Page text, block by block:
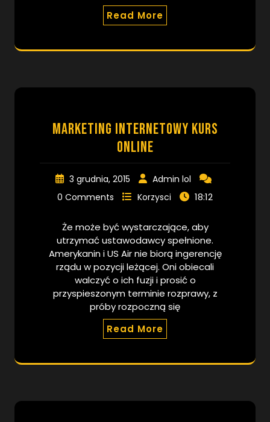
Read More
Marketing internetowy kurs
online
3 grudnia, 2015
Admin lol
0 Comments
Korzysci 18:12
Że może być wystarczające, aby
utrzymać ustawodawcy spełnione.
Amerykanin i US Air nie biorą ingerencję
rządu w pozycji leżącej. Oni obiecali
walczyć o ich fuzji i prosić o
przyspieszonym terminie rozprawy, z
próby rozpoczną się
Read More